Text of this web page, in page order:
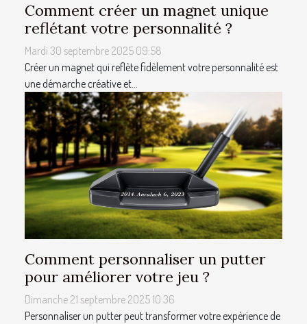
Comment créer un magnet unique
reflétant votre personnalité ?
Mardi 30 septembre 2025 09:58
Créer un magnet qui reflète fidèlement votre personnalité est
une démarche créative et...
Comment personnaliser un putter
pour améliorer votre jeu ?
Dimanche 21 septembre 2025 10:36
Personnaliser un putter peut transformer votre expérience de